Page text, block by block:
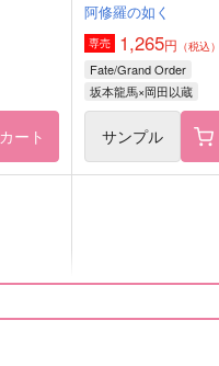
カート
阿修羅の如く
専売 1,265円 （税込）
Fate/Grand Order
坂本龍馬×岡田以蔵
サンプル